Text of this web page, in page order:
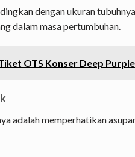
dengan ukuran
dalam masa pertumbuhan.
OTS Konser Deep
adalah memperhatikan